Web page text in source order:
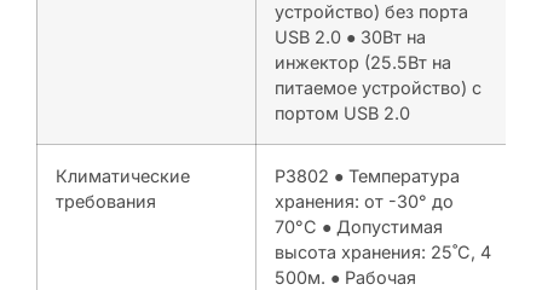
устройство) без порта
USB 2.0 ● 30Вт на
инжектор (25.5Вт на
питаемое устройство) с
портом USB 2.0
Климатические
требования
P3802 ● Температура
хранения: от -30° до
70°C ● Допустимая
высота хранения: 25˚C, 4
500м. ● Рабочая